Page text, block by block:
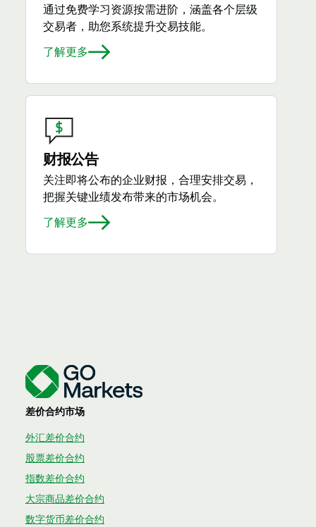
通过免费学习资源按需进阶，涵盖各个层级
交易者，助您系统提升交易技能。
了解更多
财报公告
关注即将公布的企业财报，合理安排交易，
把握关键业绩发布带来的市场机会。
了解更多
差价合约市场
外汇差价合约
股票差价合约
指数差价合约
大宗商品差价合约
数字货币差价合约